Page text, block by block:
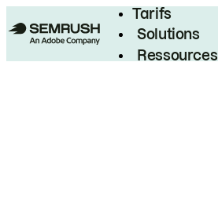
Tarifs
Solutions
Ressources